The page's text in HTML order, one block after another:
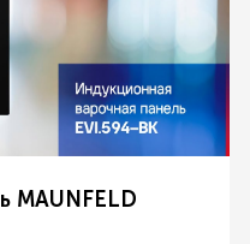
MAUNFELD